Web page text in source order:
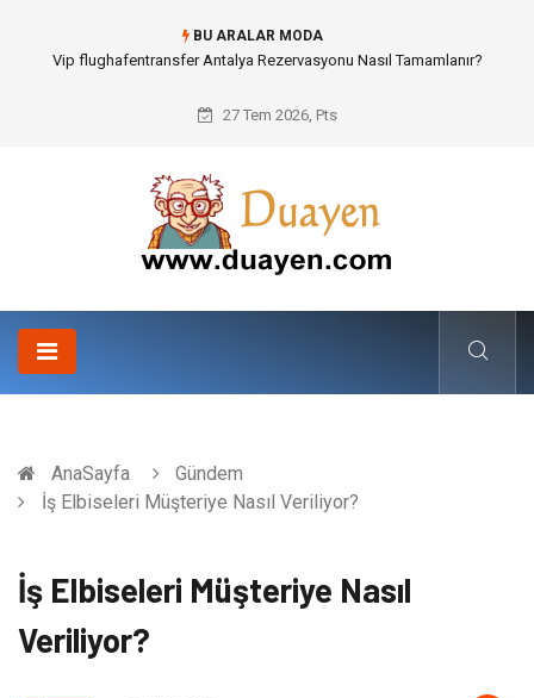
BU ARALAR MODA
Osb Sandık ve Endüstriyel Makine Parçalarının Modüler Transferi
27 Tem 2026, Pts
AnaSayfa
Gündem
İş Elbiseleri Müşteriye Nasıl Veriliyor?
İş Elbiseleri Müşteriye Nasıl
Veriliyor?